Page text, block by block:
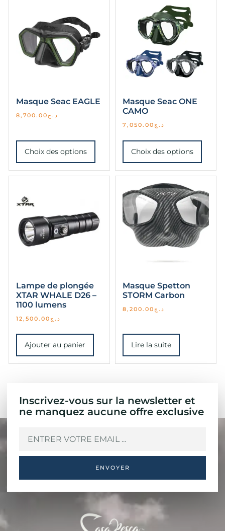
Masque Seac EAGLE
د.ج 8,700.00
Choix des options
Masque Seac ONE
CAMO
د.ج 7,050.00
Choix des options
Lampe de plongée
XTAR WHALE D26 –
1100 lumens
د.ج 12,500.00
Ajouter au panier
Masque Spetton
STORM Carbon
د.ج 8,200.00
Lire la suite
Inscrivez-vous sur la newsletter et
ne manquez aucune offre exclusive
ENVOYER